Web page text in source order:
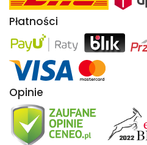
Płatności
Opinie